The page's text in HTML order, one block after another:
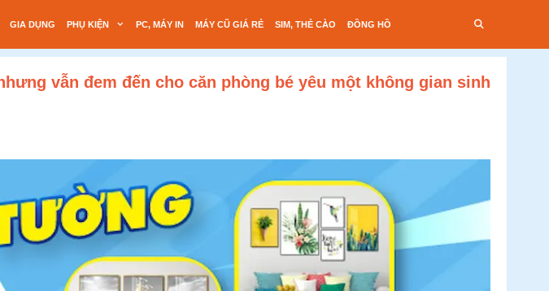
GIA DỤNG PHỤ KIỆN PC, MÁY IN MÁY CŨ GIÁ RẺ SIM, THẺ CÀO ĐỒNG HỒ
vẫn đem đến cho căn phòng bé yêu một không gian sinh